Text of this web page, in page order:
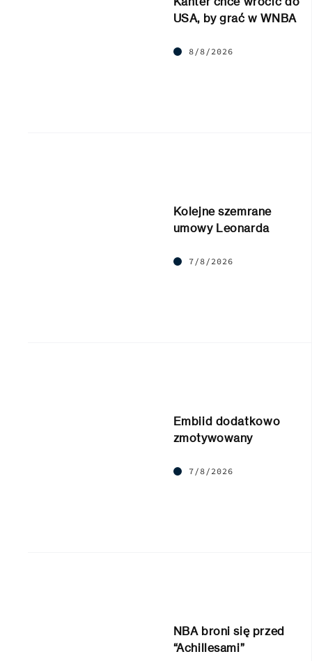
USA, by grać w WNBA
8/8/2026
Kolejne szemrane
umowy Leonarda
7/8/2026
Embiid dodatkowo
zmotywowany
7/8/2026
NBA broni się przed
“Achillesami”